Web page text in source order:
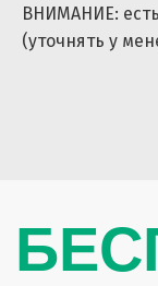
ВНИМАНИЕ:
(уточнять у